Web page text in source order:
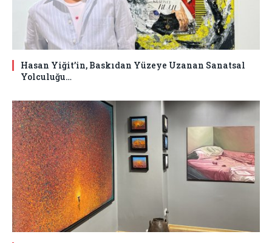
Hasan Yiğit’in, Baskıdan Yüzeye Uzanan Sanatsal
Yolculuğu…